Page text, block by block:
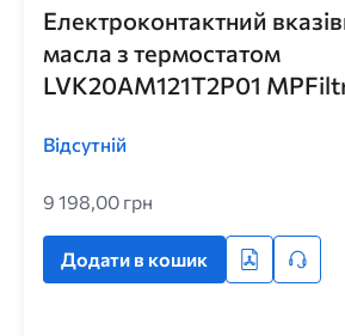
Електроконтактний
масла з термостатом
LVK20AM121T2P01
Відсутній
9 198,00 грн
Додати в кошик